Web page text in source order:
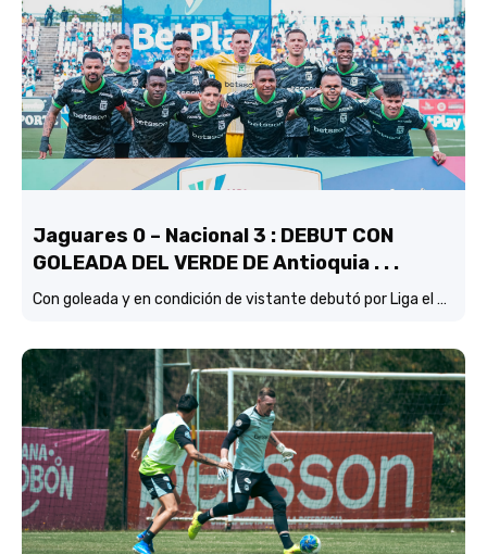
Jaguares 0 – Nacional 3 : DEBUT CON
GOLEADA DEL VERDE DE Antioquia . . .
Con goleada y en condición de vistante debutó por Liga el verde de Lucas González frente a Jaguares de Córdoba.